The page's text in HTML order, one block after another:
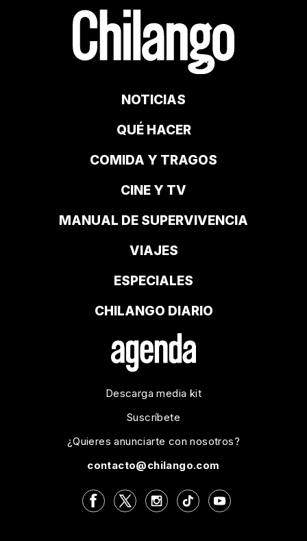
NOTICIAS
QUÉ HACER
COMIDA Y TRAGOS
CINE Y TV
MANUAL DE SUPERVIVENCIA
VIAJES
ESPECIALES
CHILANGO DIARIO
Descarga media kit
Suscríbete
¿Quieres anunciarte con nosotros?
contacto@chilango.com